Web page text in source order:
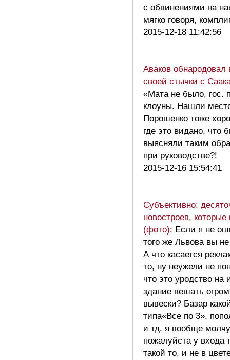
с обвинениями на
мягко говоря,
2015-12-18 11:42:56
Аваков обнародовал
своей стычки с
«Мата не было, гос.
клоуны. Нашли
Порошенко тоже
где это видано, что
выясняли таким
при руководстве?!
2015-12-16 15:54:41
Субъективно:
новостроев, которые
(фото): Если я не
того же Львова вы
А что касается
то, ну неужели не
что это уродство на
здание вешать
вывески? Базар
типа«Все по 3»,
и тд. я вообще
пожалуйста у входа
такой то, и не в